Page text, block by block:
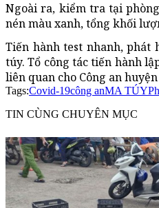
Ngoài ra, kiểm tra tại
nén màu xanh, tổng khối
Tiến hành test nhanh, phát
túy. Tổ công tác tiến hành
liên quan cho Công an
Tags:Covid-19công anMA TÚY
TIN CÙNG CHUYÊN MỤC